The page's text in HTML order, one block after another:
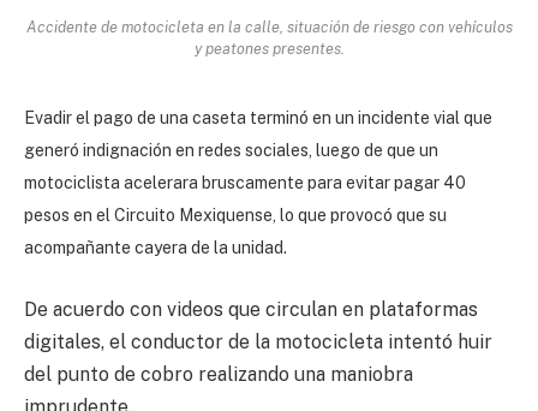
Accidente de motocicleta en la calle, situación de riesgo con vehículos
y peatones presentes.
Evadir el pago de una caseta terminó en un incidente vial que
generó indignación en redes sociales, luego de que un
motociclista acelerara bruscamente para evitar pagar 40
pesos en el Circuito Mexiquense, lo que provocó que su
acompañante cayera de la unidad.
De acuerdo con videos que circulan en plataformas
digitales, el conductor de la motocicleta intentó huir
del punto de cobro realizando una maniobra